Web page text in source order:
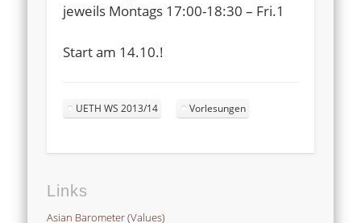
jeweils Montags 17:00-18:30 – Fri.1
Start am 14.10.!
UETH WS 2013/14 Vorlesungen
Links
Asian Barometer (Values)